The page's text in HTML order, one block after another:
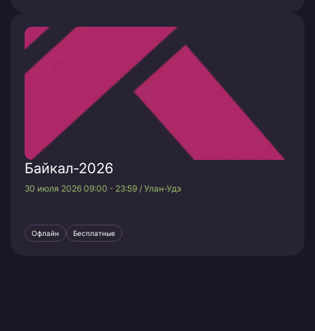
Байкал-2026
30 июля 2026 09:00 - 23:59 / Улан-Удэ
Офлайн Бесплатные